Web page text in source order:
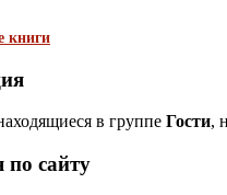
книги
в группе Гости,
по сайту